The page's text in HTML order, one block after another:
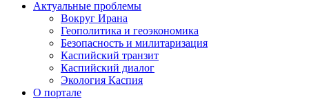
Актуальные проблемы
Вокруг Ирана
Геополитика и геоэкономика
Безопасность и милитаризация
Каспийский транзит
Каспийский диалог
Экология Каспия
О портале